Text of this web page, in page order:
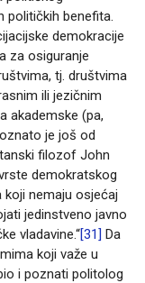
političkih benefita.
demokracije
za osiguranje
tj. društvima
ili jezičnim
akademske (pa,
je još od
filozof John
demokratskog
koji nemaju osjećaj
jedinstveno javno
vladavine.“[31] Da
koji važe u
i poznati politolog